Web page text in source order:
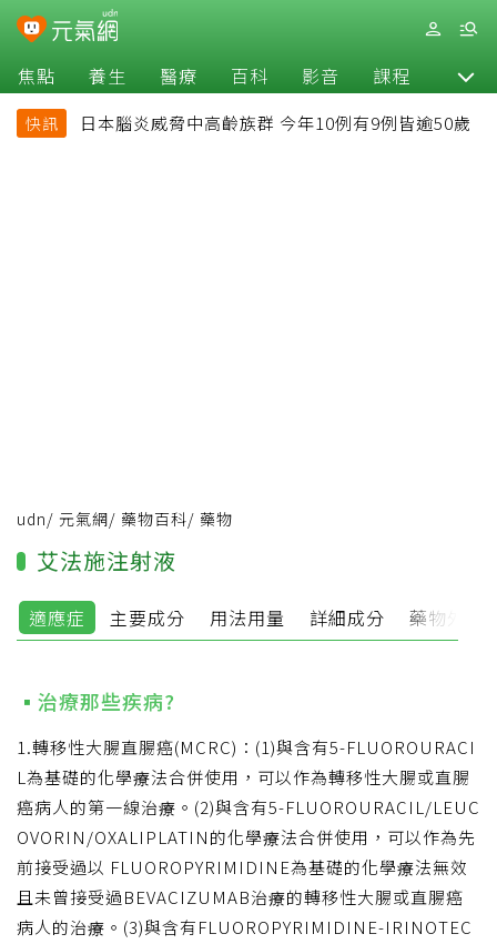
焦點 養生 醫療 百科 影音 課程 退休
快訊 日本腦炎威脅中高齡族群 今年10例有9例皆逾50歲
udn/ 元氣網/ 藥物百科/ 藥物
艾法施注射液
適應症 主要成分 用法用量 詳細成分 藥物外觀
治療那些疾病?
1.轉移性大腸直腸癌(MCRC)：(1)與含有5-FLUOROURACI
L為基礎的化學療法合併使用，可以作為轉移性大腸或直腸
癌病人的第一線治療。(2)與含有5-FLUOROURACIL/LEUC
OVORIN/OXALIPLATIN的化學療法合併使用，可以作為先
前接受過以 FLUOROPYRIMIDINE為基礎的化學療法無效
且未曾接受過BEVACIZUMAB治療的轉移性大腸或直腸癌
病人的治療。(3)與含有FLUOROPYRIMIDINE-IRINOTEC